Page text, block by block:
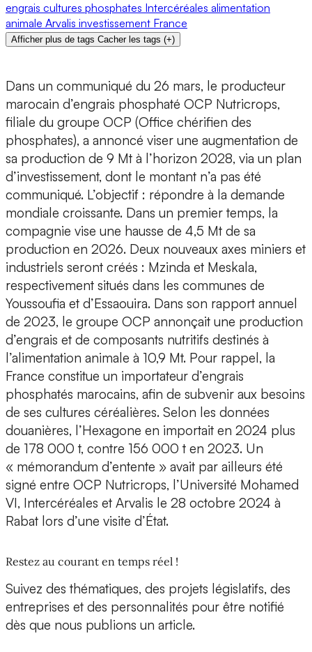
engrais cultures phosphates Intercéréales alimentation
animale Arvalis investissement France
Afficher plus de tags Cacher les tags (+)
Dans un communiqué du 26 mars, le producteur
marocain d’engrais phosphaté OCP Nutricrops,
filiale du groupe OCP (Office chérifien des
phosphates), a annoncé viser une augmentation de
sa production de 9 Mt à l’horizon 2028, via un plan
d’investissement, dont le montant n’a pas été
communiqué. L’objectif : répondre à la demande
mondiale croissante. Dans un premier temps, la
compagnie vise une hausse de 4,5 Mt de sa
production en 2026. Deux nouveaux axes miniers et
industriels seront créés : Mzinda et Meskala,
respectivement situés dans les communes de
Youssoufia et d’Essaouira. Dans son rapport annuel
de 2023, le groupe OCP annonçait une production
d’engrais et de composants nutritifs destinés à
l’alimentation animale à 10,9 Mt. Pour rappel, la
France constitue un importateur d’engrais
phosphatés marocains, afin de subvenir aux besoins
de ses cultures céréalières. Selon les données
douanières, l’Hexagone en importait en 2024 plus
de 178 000 t, contre 156 000 t en 2023. Un
« mémorandum d’entente » avait par ailleurs été
signé entre OCP Nutricrops, l’Université Mohamed
VI, Intercéréales et Arvalis le 28 octobre 2024 à
Rabat lors d’une visite d’État.
Restez au courant en temps réel !
Suivez des thématiques, des projets législatifs, des
entreprises et des personnalités pour être notifié
dès que nous publions un article.